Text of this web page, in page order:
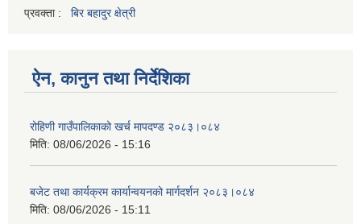
प्रवक्ता : बिर बहादुर क्षेत्री
ऐन, कानुन तथा निर्देशिका
रोहिणी गाउँपालिकाको खर्च मापदण्ड २०८३।०८४
मिति: 08/06/2026 - 15:16
बजेट तथा कार्यक्रम कार्यान्वयनको मार्गदर्शन २०८३।०८४
मिति: 08/06/2026 - 15:11